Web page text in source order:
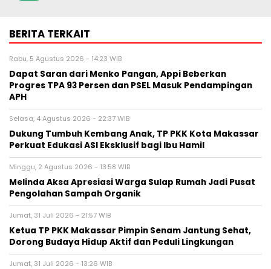
BERITA TERKAIT
Rabu, 5 Agustus 2026 - 14:23 WIB
Dapat Saran dari Menko Pangan, Appi Beberkan
Progres TPA 93 Persen dan PSEL Masuk Pendampingan
APH
Selasa, 4 Agustus 2026 - 22:37 WIB
Dukung Tumbuh Kembang Anak, TP PKK Kota Makassar
Perkuat Edukasi ASI Eksklusif bagi Ibu Hamil
Minggu, 2 Agustus 2026 - 13:58 WIB
Melinda Aksa Apresiasi Warga Sulap Rumah Jadi Pusat
Pengolahan Sampah Organik
Jumat, 31 Juli 2026 - 21:57 WIB
Ketua TP PKK Makassar Pimpin Senam Jantung Sehat,
Dorong Budaya Hidup Aktif dan Peduli Lingkungan
Jumat, 31 Juli 2026 - 13:26 WIB